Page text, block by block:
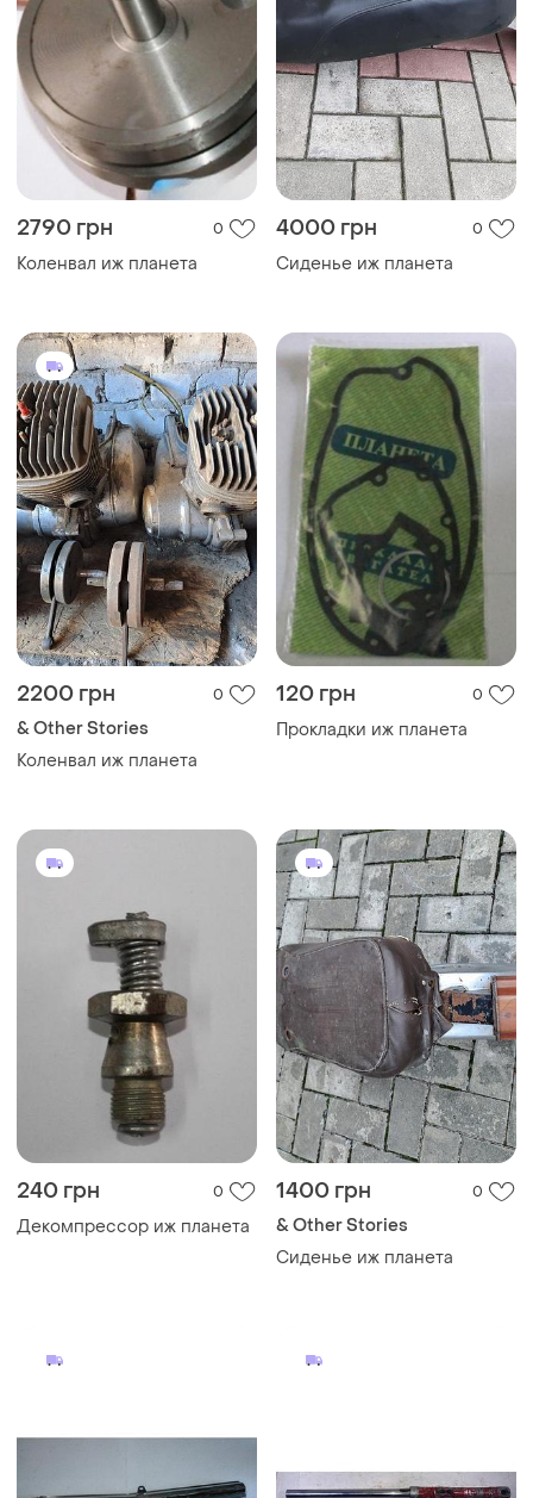
2790 грн 0
Коленвал иж планета
4000 грн 0
Сиденье иж планета
2200 грн 0
& Other Stories
Коленвал иж планета
120 грн 0
Прокладки иж планета
240 грн 0
Декомпрессор иж планета
1400 грн 0
& Other Stories
Сиденье иж планета